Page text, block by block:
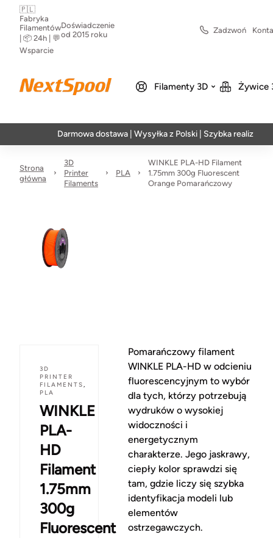
🇵🇱
Fabryka
Filamentów
| 📦 24h | 💬
Wsparcie
Doświadczenie
od 2015 roku
Zadzwoń
Filamenty 3D Żywice
Darmowa dostawa | Wysyłka z Polski | Szybka realizacja w 24h
Strona
główna
3D
Printer
Filaments
PLA
WINKLE PLA-HD Filament
1.75mm 300g Fluorescent
Orange Pomarańczowy
3D
PRINTER
FILAMENTS,
PLA
WINKLE
PLA-
HD
Filament
1.75mm
300g
Fluorescent
Pomarańczowy filament
WINKLE PLA-HD w odcieniu
fluorescencyjnym to wybór
dla tych, którzy potrzebują
wydruków o wysokiej
widoczności i
energetycznym
charakterze. Jego jaskrawy,
ciepły kolor sprawdzi się
tam, gdzie liczy się szybka
identyfikacja modeli lub
elementów
ostrzegawczych.